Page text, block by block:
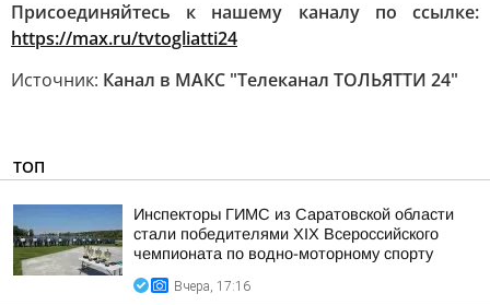
Присоединяйтесь к нашему каналу по ссылке:
https://max.ru/tvtogliatti24
Источник: Канал в МАКС "Телеканал ТОЛЬЯТТИ 24"
ТОП
Инспекторы ГИМС из Саратовской области
стали победителями XIX Всероссийского
чемпионата по водно-моторному спорту
Вчера, 17:16